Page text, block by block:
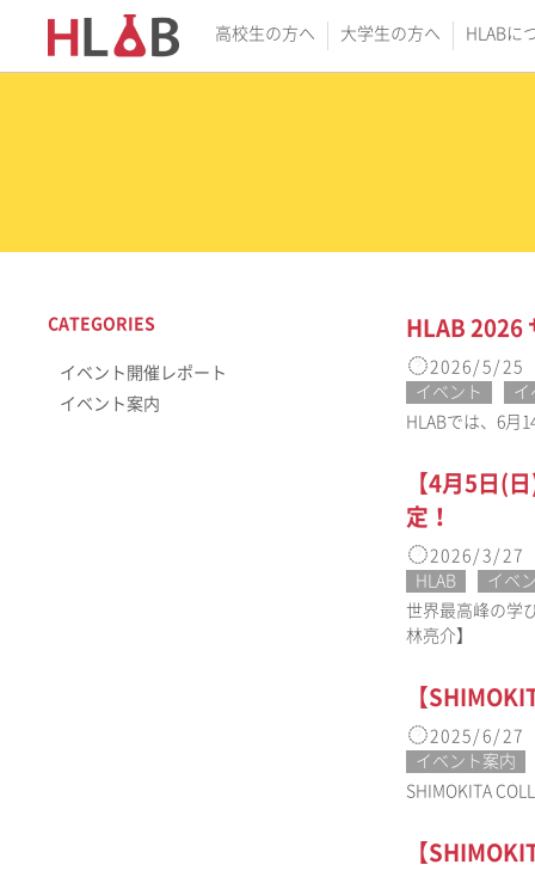
高校生の方へ 大学生の方へ HLABに
HLAB 2026
2026/5/25
イベント
イ
HLABでは、6月
【4月5日(
定！
2026/3/27
HLAB
イベ
世界最高峰の学
林亮介】
【
2025/6/27
イベント案内
SHIMOKITA
【
CATEGORIES
イベント開催レポート
イベント案内